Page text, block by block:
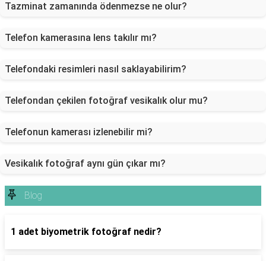
Tazminat zamanında ödenmezse ne olur?
Telefon kamerasına lens takılır mı?
Telefondaki resimleri nasıl saklayabilirim?
Telefondan çekilen fotoğraf vesikalık olur mu?
Telefonun kamerası izlenebilir mi?
Vesikalık fotoğraf aynı gün çıkar mı?
Blog
1 adet biyometrik fotoğraf nedir?